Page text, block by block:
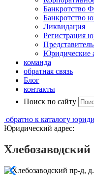
Банкротство
Банкротство
Ликвидация
Регистрация
Юридические
команда
обратная связь
Блог
контакты
Поиск по сайту
обратно к каталогу
Юридический адрес:
Хлебозаводский